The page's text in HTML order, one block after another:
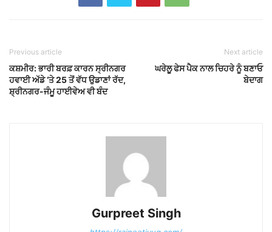
Previous article
ਕਸ਼ਮੀਰ: ਭਾਰੀ ਬਰਫ਼ ਕਾਰਨ ਸ੍ਰੀਨਗਰ
ਹਵਾਈ ਅੱਡੇ ‘ਤੇ 25 ਤੋਂ ਵੱਧ ਉਡਾਣਾਂ ਰੱਦ,
ਸ਼੍ਰੀਨਗਰ-ਜੰਮੂ ਹਾਈਵੇਅ ਵੀ ਬੰਦ
Next article
ਘਰੇਲੂ ਫੇਸ ਪੈਕ ਨਾਲ ਚਿਹਰੇ ਨੂੰ ਬਣਾਓ
ਬੇਦਾਗ
Gurpreet Singh